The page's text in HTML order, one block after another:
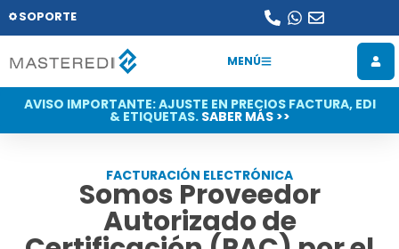
SOPORTE
MENÚ
AVISO IMPORTANTE: AJUSTE EN PRECIOS FACTURA, EDI
& ETIQUETAS. SABER MÁS >>
FACTURACIÓN ELECTRÓNICA
Somos Proveedor
Autorizado de